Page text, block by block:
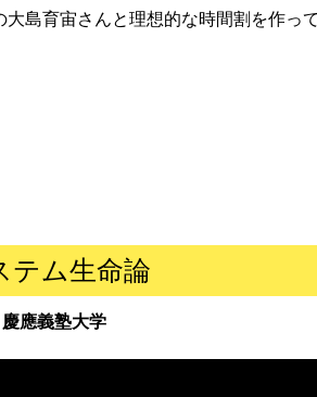
島育宙さんと理想的な時間割を作っ
テム生命論
慶應義塾大学